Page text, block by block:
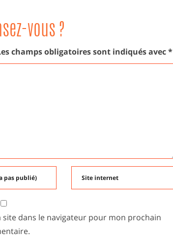
vous ?
champs obligatoires sont indiqués avec*
dans le navigateur pour mon prochain